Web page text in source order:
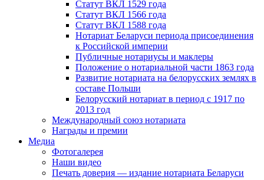
Статут ВКЛ 1529 года
Статут ВКЛ 1566 года
Статут ВКЛ 1588 года
Нотариат Беларуси периода присоединения
к Российской империи
Публичные нотариусы и маклеры
Положение о нотариальной части 1863 года
Развитие нотариата на белорусских землях в
составе Польши
Белорусский нотариат в период с 1917 по
2013 год
Международный союз нотариата
Награды и премии
Медиа
Фотогалерея
Наши видео
Печать доверия — издание нотариата Беларуси